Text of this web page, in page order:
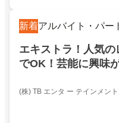
新着アルバイト・パー
エキストラ！人気
でOK！芸能に興味
(株) TB エンタ ー テインメント